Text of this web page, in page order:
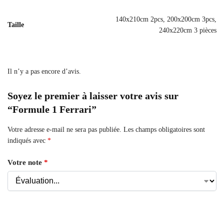
Taille
140x210cm 2pcs, 200x200cm 3pcs,
240x220cm 3 pièces
Il n’y a pas encore d’avis.
Soyez le premier à laisser votre avis sur
“Formule 1 Ferrari”
Votre adresse e-mail ne sera pas publiée. Les champs obligatoires sont
indiqués avec *
Votre note *